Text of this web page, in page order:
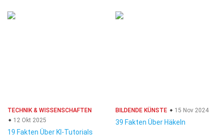
TECHNIK & WISSENSCHAFTEN
12 Okt 2025
19 Fakten Über KI-Tutorials
BILDENDE KÜNSTE 15 Nov 2024
39 Fakten Über Häkeln